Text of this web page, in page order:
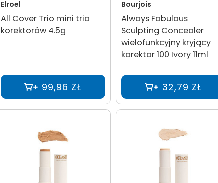
Elroel
All Cover Trio mini trio
korektorów 4.5g
99,96 ZŁ
Bourjois
Always Fabulous
Sculpting Concealer
wielofunkcyjny kryjący
korektor 100 Ivory 11ml
32,79 ZŁ